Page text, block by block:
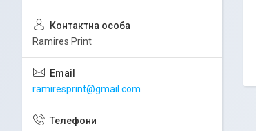
Ramires Print
ramiresprint@gmail.com